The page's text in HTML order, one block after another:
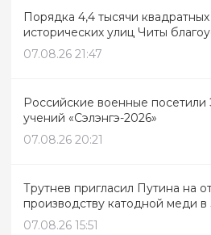
Порядка 4,4 тысячи
исторических улиц Читы
07.08.26 21:47
Российские военные посетили
учений «Сэлэнгэ-2026»
07.08.26 20:21
Трутнев пригласил Путина на
производству катодной меди в
07.08.26 15:51